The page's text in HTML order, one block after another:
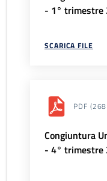
- 1° trimestre
SCARICA FILE
PDF
Congiuntura
- 4° trimestre